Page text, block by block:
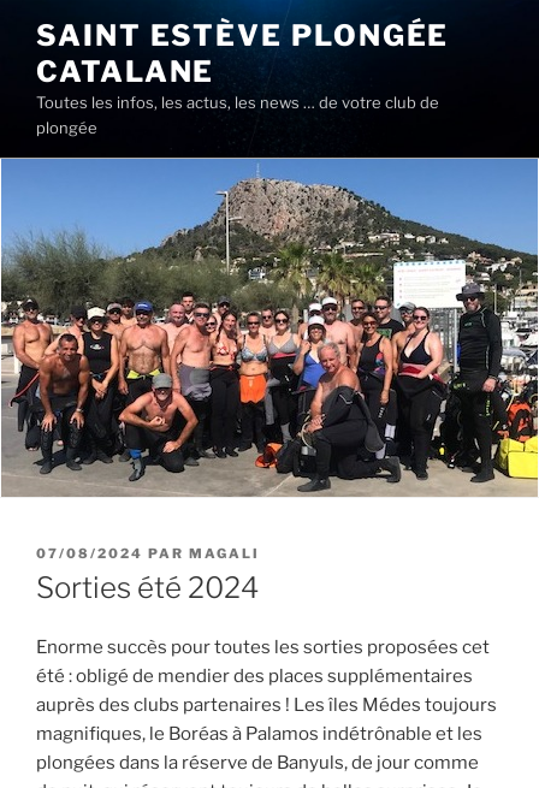
contenu
principal
SAINT ESTÈVE PLONGÉE
CATALANE
Toutes les infos, les actus, les news … de votre club de
plongée
PUBLIÉ
LE
07/08/2024 PAR MAGALI
Sorties été 2024
Enorme succès pour toutes les sorties proposées cet
été : obligé de mendier des places supplémentaires
auprès des clubs partenaires ! Les îles Médes toujours
magnifiques, le Boréas à Palamos indétrônable et les
plongées dans la réserve de Banyuls, de jour comme